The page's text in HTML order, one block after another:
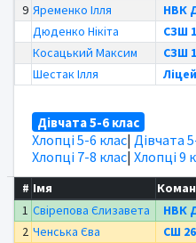
9 Яременко Ілля НВК
Дюденко Нікіта
СЗШ
Косацький Максим
СЗШ
Шестак Ілля
Дівчата 5-6 клас
Хлопці 5-6 клас| Дівчата
Хлопці 7-8 клас| Хлопці 9
# Імя
1 Свірепова Єлизавета НВК
2 Ченська Єва СШ